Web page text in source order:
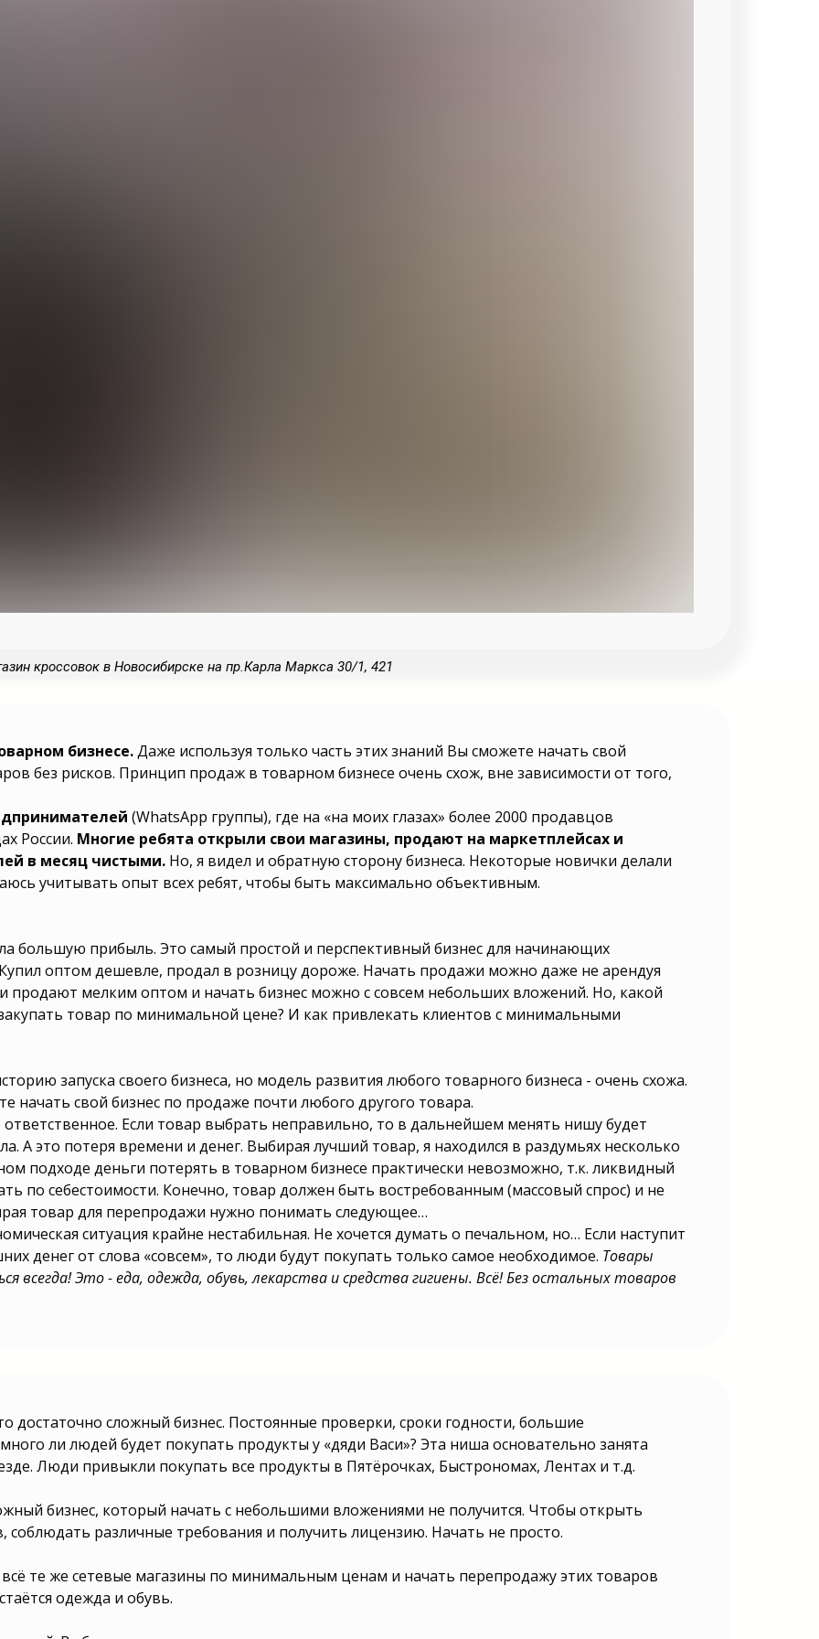
кроссовок в Новосибирске на пр.Карла Маркса 30/1, 421
бизнесе.Даже используя только часть этих знаний Вы сможете начать свой
без рисков. Принцип продаж в товарном бизнесе очень схож, вне зависимости от того,
(WhatsApp группы), где на «на моих глазах» более 2000 продавцов
России. Многие ребята открыли свои магазины, продают на маркетплейсах и
в месяц чистыми. Но, я видел и обратную сторону бизнеса. Некоторые новички делали
учитывать опыт всех ребят, чтобы быть максимально объективным.
большую прибыль. Это самый простой и перспективный бизнес для начинающих
оптом дешевле, продал в розницу дороже. Начать продажи можно даже не арендуя
продают мелким оптом и начать бизнес можно с совсем небольших вложений. Но, какой
товар по минимальной цене? И как привлекать клиентов с минимальными
запуска своего бизнеса, но модель развития любого товарного бизнеса - очень схожа.
свой бизнес по продаже почти любого другого товара.
Если товар выбрать неправильно, то в дальнейшем менять нишу будет
А это потеря времени и денег. Выбирая лучший товар, я находился в раздумьях несколько
подходе деньги потерять в товарном бизнесе практически невозможно, т.к. ликвидный
по себестоимости. Конечно, товар должен быть востребованным (массовый спрос) и не
товар для перепродажи нужно понимать следующее…
ситуация крайне нестабильная. Не хочется думать о печальном, но… Если наступит
денег от слова «совсем», то люди будут покупать только самое необходимое. Товары
всегда! Это - еда, одежда, обувь, лекарства и средства гигиены. Всё! Без остальных товаров
бизнес?
просто? Как
Как
серьёзны?
с нуля? Как
Как
развязать
Как
Авито? Как
фирму в
дельце с
в отрасль с
торговли?
дела?
Как затеять
новому
в бизнесе?
выгодное
достаточно сложный бизнес. Постоянные проверки, сроки годности, большие
ли людей будет покупать продукты у «дяди Васи»? Эта ниша основательно занята
Люди привыкли покупать все продукты в Пятёрочках, Быстрономах, Лентах и т.д.
бизнес, который начать с небольшими вложениями не получится. Чтобы открыть
соблюдать различные требования и получить лицензию. Начать не просто.
те же сетевые магазины по минимальным ценам и начать перепродажу этих товаров
одежда и обувь.
делу? Как
выгодно?
бизнес?
просто? Как
Как
с нуля? Как
Как
Авито? Как
дать старт